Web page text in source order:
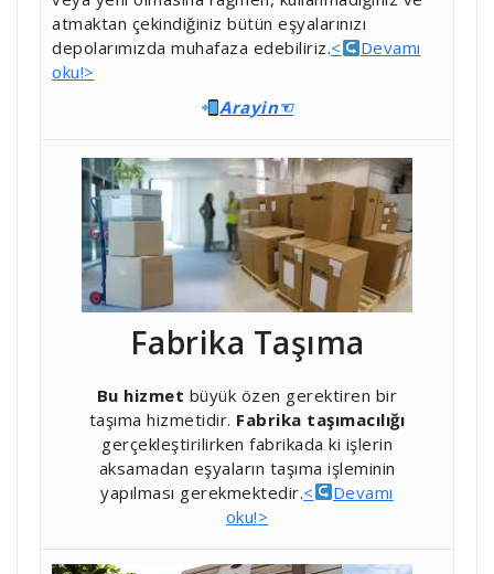
atmaktan çekindiğiniz bütün eşyalarınızı
depolarımızda muhafaza edebiliriz.<
Devamı
oku!>
Arayin☜
Fabrika Taşıma
Bu hizmet büyük özen gerektiren bir
taşıma hizmetidir. Fabrika taşımacılığı
gerçekleştirilirken fabrikada ki işlerin
aksamadan eşyaların taşıma işleminin
yapılması gerekmektedir.<
Devamı
oku!>